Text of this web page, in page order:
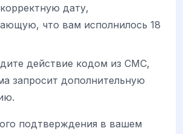
дату,
что вам исполнилось 18
действие кодом из СМС,
запросит дополнительную
подтверждения в вашем